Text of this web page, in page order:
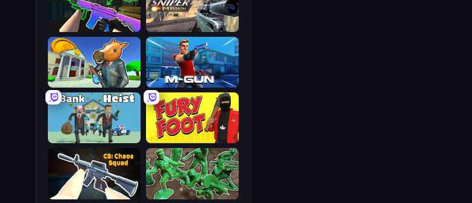
Sniper Mission
War V: Survivor
Muscle Gun.IO
Bank Robbery 3
Fury Foot
Bank Heist
Soldiers - Capture and Control!
CS: Chaos Squad